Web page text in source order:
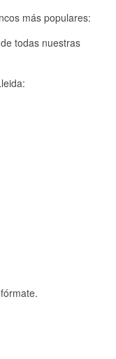
más populares:
todas nuestras